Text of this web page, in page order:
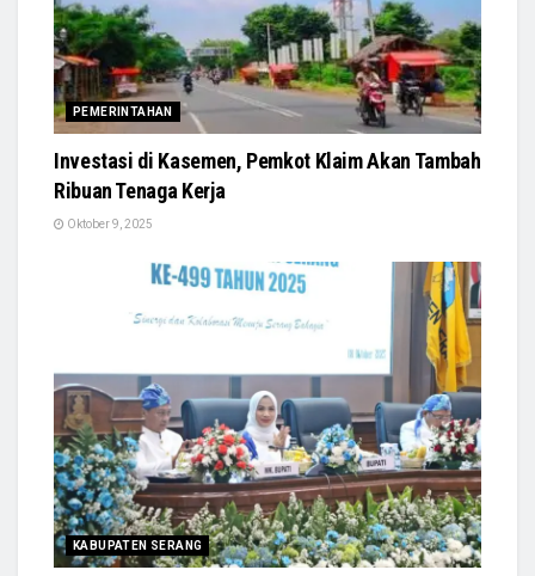
PEMERINTAHAN
Investasi di Kasemen, Pemkot Klaim Akan Tambah
Ribuan Tenaga Kerja
Oktober 9, 2025
KABUPATEN SERANG